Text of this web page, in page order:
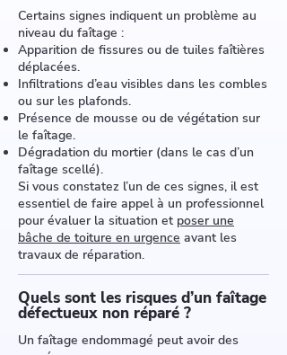
Certains signes indiquent un problème au
niveau du faîtage :
Apparition de fissures ou de tuiles faîtières
déplacées.
Infiltrations d’eau visibles dans les combles
ou sur les plafonds.
Présence de mousse ou de végétation sur
le faîtage.
Dégradation du mortier (dans le cas d’un
faîtage scellé).
Si vous constatez l’un de ces signes, il est
essentiel de faire appel à un professionnel
pour évaluer la situation et poser une
bâche de toiture en urgence avant les
travaux de réparation.
Quels sont les risques d’un faîtage
défectueux non réparé ?
Un faîtage endommagé peut avoir des